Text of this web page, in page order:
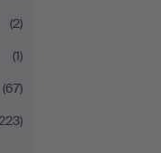
(2)
(1)
(67)